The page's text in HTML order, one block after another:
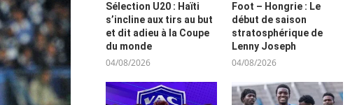
Sélection U20 : Haïti
s’incline aux tirs au but
et dit adieu à la Coupe
du monde
04/08/2026
Foot – Hongrie : Le
début de saison
stratosphérique de
Lenny Joseph
04/08/2026